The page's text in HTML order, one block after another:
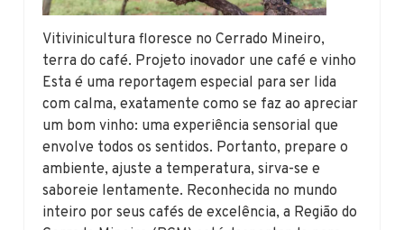
Vitivinicultura floresce no Cerrado Mineiro,
terra do café. Projeto inovador une café e vinho
Esta é uma reportagem especial para ser lida
com calma, exatamente como se faz ao apreciar
um bom vinho: uma experiência sensorial que
envolve todos os sentidos. Portanto, prepare o
ambiente, ajuste a temperatura, sirva-se e
saboreie lentamente. Reconhecida no mundo
inteiro por seus cafés de excelência, a Região do